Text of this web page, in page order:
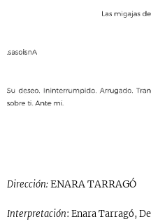
Dirección:ENARA TARRAGÓ
Interpretación: Enara Tarragó,